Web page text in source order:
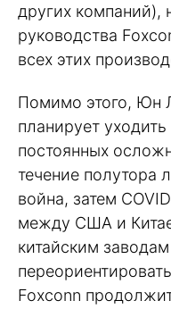
других компаний),
руководства
всех этих
Помимо этого, Юн
планирует
постоянных
течение полутора
война, затем
между США и
китайским
Foxconn